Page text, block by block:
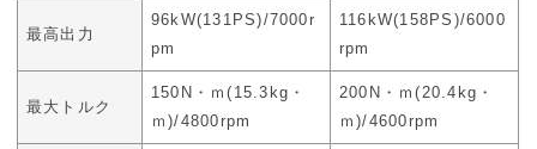
最高出力
96kW(131PS)/7000r
pm
116kW(158PS)/6000
rpm
最大トルク
150N・ｍ(15.3kg・
ｍ)/4800rpm
200N・ｍ(20.4kg・
ｍ)/4600rpm